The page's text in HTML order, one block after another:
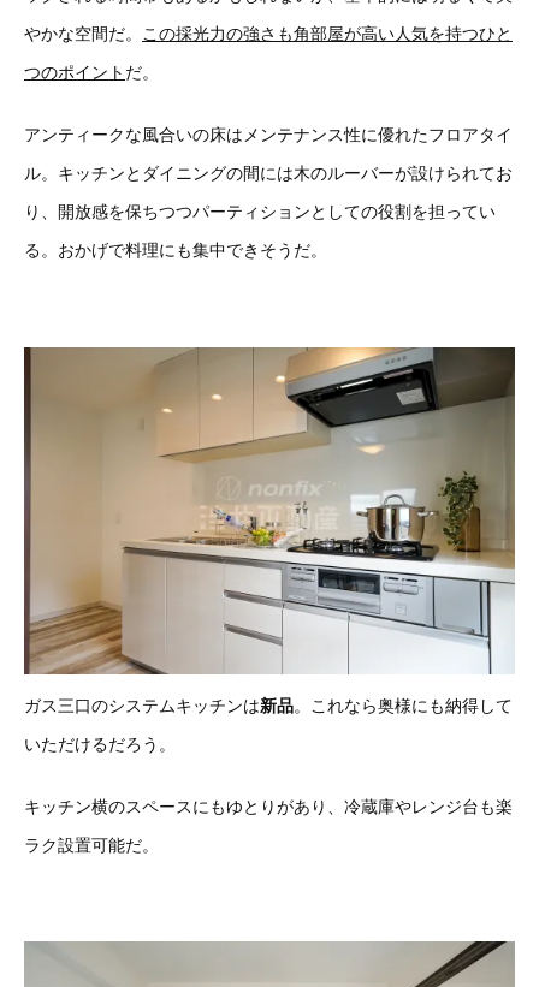
やかな空間だ。 この採光力の強さも角部屋が高い人気を持つひと
つのポイント だ。
アンティークな風合いの床はメンテナンス性に優れたフロアタイ
ル。キッチンとダイニングの間には木のルーバーが設けられてお
り、開放感を保ちつつパーティションとしての役割を担ってい
る。おかげで料理にも集中できそうだ。
ガス三口のシステムキッチンは新品。これなら奥様にも納得して
いただけるだろう。
キッチン横のスペースにもゆとりがあり、冷蔵庫やレンジ台も楽
ラク設置可能だ。